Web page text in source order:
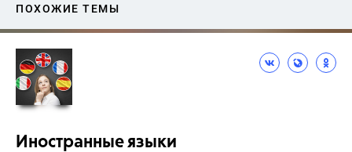
ПОХОЖИЕ ТЕМЫ
Иностранные языки